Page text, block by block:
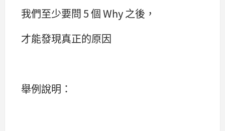
我們至少要問 5 個 Why 之後，
才能發現真正的原因
舉例說明：